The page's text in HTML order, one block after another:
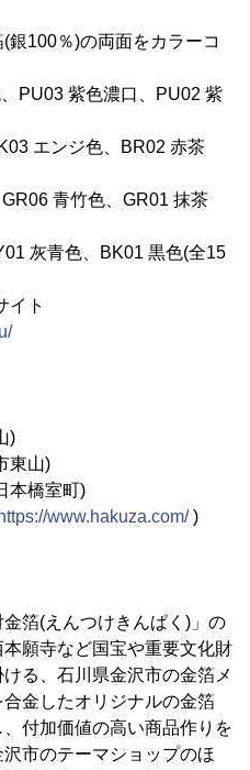
100％)の両面をカラーコ
紫色濃口、PU02 紫
ジ色、BR02 赤茶
竹色、GR01 抹茶
色、BK01 黒色(全15
イト
)
東山)
本橋室町)
https://www.hakuza.com/)
箔(えんつけきんぱく)」の
願寺など国宝や重要文化財
る、石川県金沢市の金箔メ
金したオリジナルの金箔
、付加価値の高い商品作りを
市のテーマショップのほ